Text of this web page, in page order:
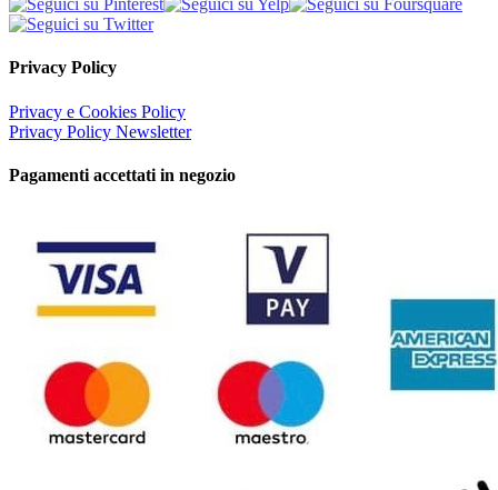
Privacy Policy
Privacy e Cookies Policy
Privacy Policy Newsletter
Pagamenti accettati in negozio